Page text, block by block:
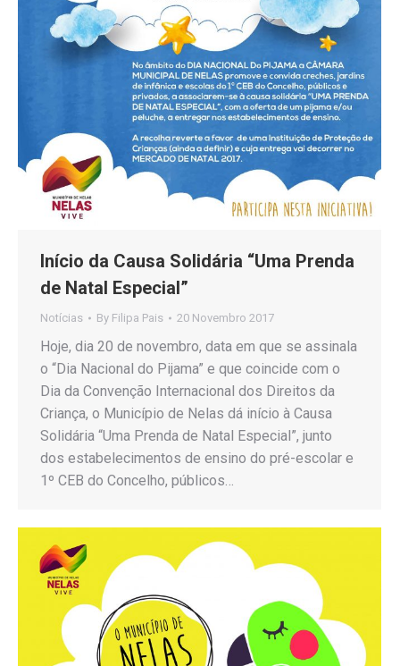
Início da Causa Solidária “Uma Prenda
de Natal Especial”
Notícias By Filipa Pais 20 Novembro 2017
Hoje, dia 20 de novembro, data em que se assinala
o “Dia Nacional do Pijama” e que coincide com o
Dia da Convenção Internacional dos Direitos da
Criança, o Município de Nelas dá início à Causa
Solidária “Uma Prenda de Natal Especial”, junto
dos estabelecimentos de ensino do pré-escolar e
1º CEB do Concelho, públicos…